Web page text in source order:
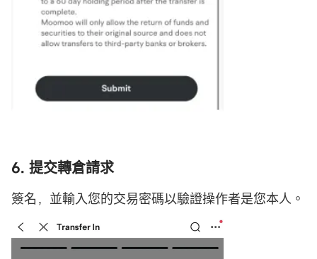
6. 提交轉倉請求
簽名，並輸入您的交易密碼以驗證操作者是您本人。